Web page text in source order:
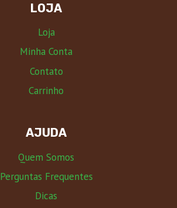
LOJA
Loja
Minha Conta
Contato
Carrinho
AJUDA
Quem Somos
Perguntas Frequentes
Dicas